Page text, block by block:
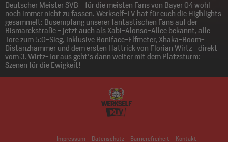
Deutscher Meister SVB - für die meisten Fans von Bayer 04 wohl
noch immer nicht zu fassen. Werkself-TV hat für euch die Highlights
gesammelt: Busempfang unserer fantastischen Fans auf der
Bismarckstraße - jetzt auch als Xabi-Alonso-Allee bekannt, alle
Tore zum 5:0-Sieg, inklusive Boniface-Elfmeter, Xhaka-Boom-
Distanzhammer und dem ersten Hattrick von Florian Wirtz - direkt
vom 3. Wirtz-Tor aus geht's dann weiter mit dem Platzsturm:
Szenen für die Ewigkeit!
Impressum Datenschutz Barrierefreiheit Kontakt